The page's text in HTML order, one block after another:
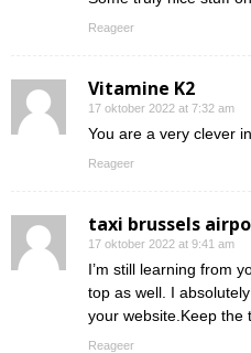
Reageer
Vitamine K2
17 oktober 2022 at 7:32 am
You are a very clever
Reageer
taxi brussels
17 oktober 2022 at 9:41 am
I’m still learning from
top as well. I
your website.Keep the
Reageer